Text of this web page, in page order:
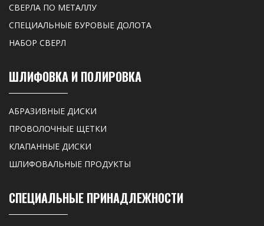
СВЕРЛА ПО МЕТАЛЛУ
СПЕЦИАЛЬНЫЕ БУРОВЫЕ ДОЛОТА
НАБОР СВЕРЛ
ШЛИФОВКА И ПОЛИРОВКА
АБРАЗИВНЫЕ ДИСКИ
ПРОВОЛОЧНЫЕ ЩЕТКИ
КЛАПАННЫЕ ДИСКИ
ШЛИФОВАЛЬНЫЕ ПРОДУКТЫ
СПЕЦИАЛЬНЫЕ ПРИНАДЛЕЖНОСТИ